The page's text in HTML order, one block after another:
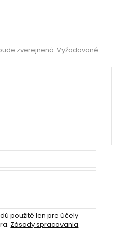
zverejnená. Vyžadované
použité len pre účely
Zásady spracovania